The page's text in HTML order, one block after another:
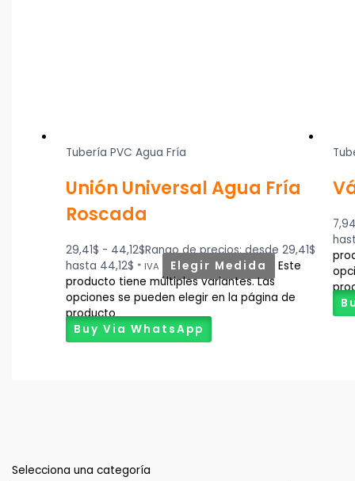
Selecciona una categoría
Tubería PVC Agua Fría
Unión Universal Agua Fría
Roscada
29,41$ - 44,12$Rango de precios: desde 29,41$
hasta 44,12$ * IVA Elegir Medida
Este
producto tiene múltiples variantes. Las
opciones se pueden elegir en la página de
producto
Buy Via WhatsApp